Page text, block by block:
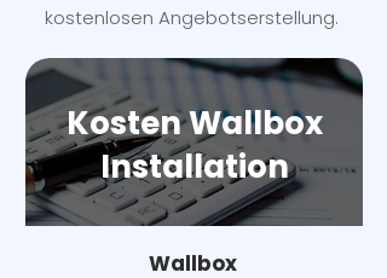
kostenlosen Angebotserstellung.
Kosten Wallbox
Installation
Wallbox